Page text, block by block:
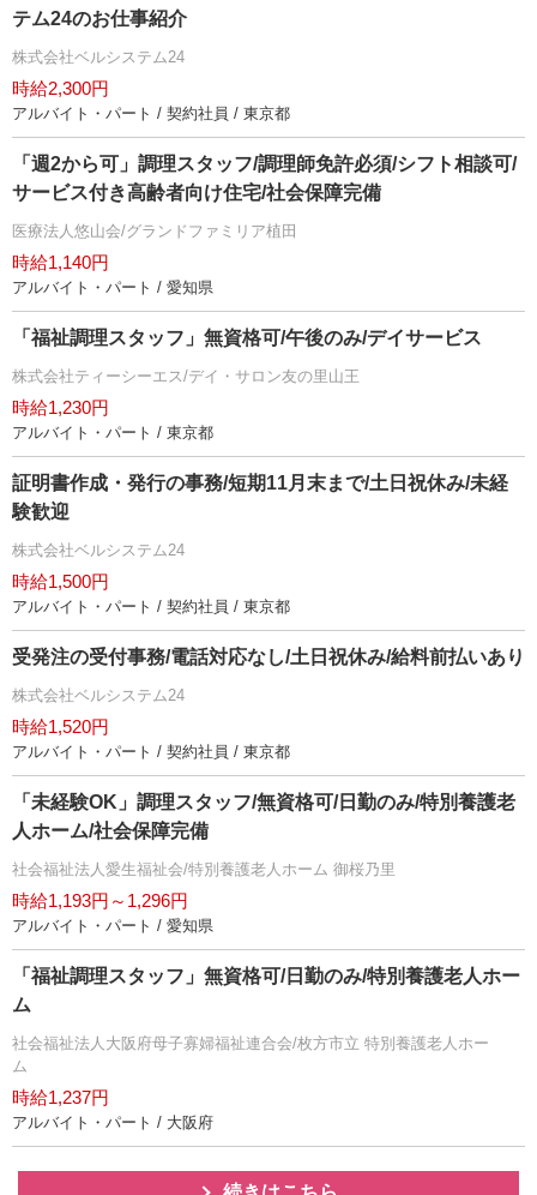
テム24のお仕事紹介
株式会社ベルシステム24
時給2,300円
アルバイト・パート / 契約社員 / 東京都
「週2から可」調理スタッフ/調理師免許必須/シフト相談可/
サービス付き高齢者向け住宅/社会保障完備
医療法人悠山会/グランドファミリア植田
時給1,140円
アルバイト・パート / 愛知県
「福祉調理スタッフ」無資格可/午後のみ/デイサービス
株式会社ティーシーエス/デイ・サロン友の里山王
時給1,230円
アルバイト・パート / 東京都
証明書作成・発行の事務/短期11月末まで/土日祝休み/未経
験歓迎
株式会社ベルシステム24
時給1,500円
アルバイト・パート / 契約社員 / 東京都
受発注の受付事務/電話対応なし/土日祝休み/給料前払いあり
株式会社ベルシステム24
時給1,520円
アルバイト・パート / 契約社員 / 東京都
「未経験OK」調理スタッフ/無資格可/日勤のみ/特別養護老
人ホーム/社会保障完備
社会福祉法人愛生福祉会/特別養護老人ホーム 御桜乃里
時給1,193円～1,296円
アルバイト・パート / 愛知県
「福祉調理スタッフ」無資格可/日勤のみ/特別養護老人ホー
ム
社会福祉法人大阪府母子寡婦福祉連合会/枚方市立 特別養護老人ホー
ム
時給1,237円
アルバイト・パート / 大阪府